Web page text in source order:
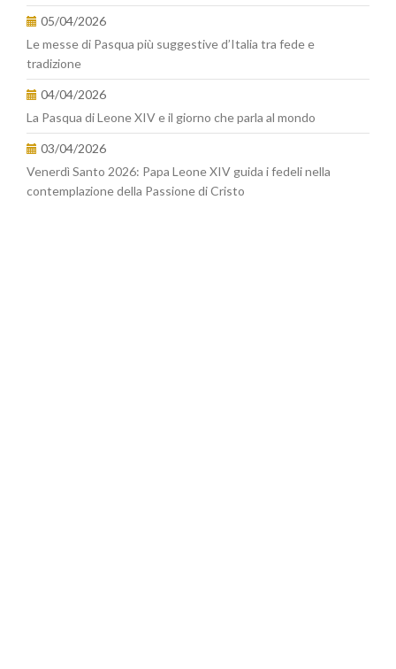
05/04/2026
Le messe di Pasqua più suggestive d’Italia tra fede e
tradizione
04/04/2026
La Pasqua di Leone XIV e il giorno che parla al mondo
03/04/2026
Venerdì Santo 2026: Papa Leone XIV guida i fedeli nella
contemplazione della Passione di Cristo